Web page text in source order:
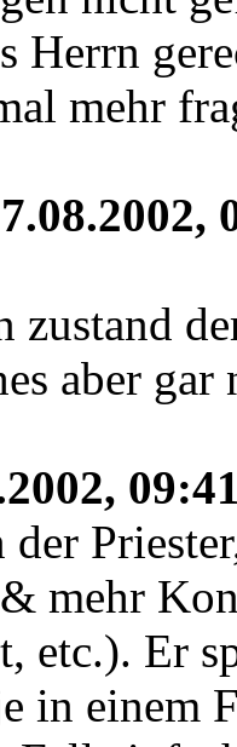
Herrn
mehr
zustand
aber
der
mehr
etc.). Er
in einem